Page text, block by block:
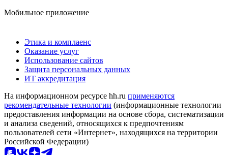
Мобильное приложение
Этика и комплаенс
Оказание услуг
Использование сайтов
Защита персональных данных
ИТ аккредитация
На информационном ресурсе hh.ru применяются
рекомендательные технологии (информационные технологии
предоставления информации на основе сбора, систематизации
и анализа сведений, относящихся к предпочтениям
пользователей сети «Интернет», находящихся на территории
Российской Федерации)